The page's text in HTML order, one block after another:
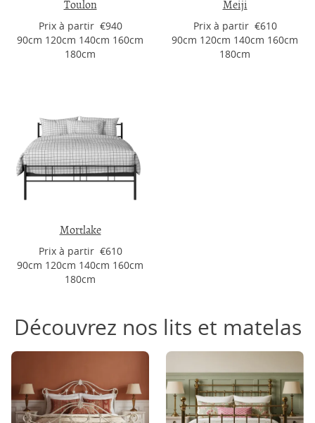
Toulon
Prix ​​à partir €940
90cm 120cm 140cm 160cm
180cm
Meiji
Prix ​​à partir €610
90cm 120cm 140cm 160cm
180cm
Mortlake
Prix ​​à partir €610
90cm 120cm 140cm 160cm
180cm
Découvrez nos lits et matelas